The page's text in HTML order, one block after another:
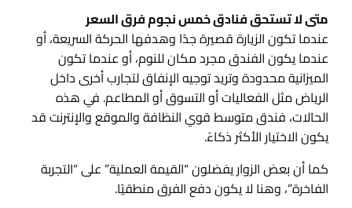
متى لا تستحق فنادق خمس نجوم فرق السعر
عندما تكون الزيارة قصيرة جدًا وهدفها الحركة السريعة، أو
عندما يكون الفندق مجرد مكان للنوم، أو عندما تكون
الميزانية محدودة وتريد توجيه الإنفاق لتجارب أخرى داخل
الرياض مثل الفعاليات أو التسوق أو المطاعم. في هذه
الحالات، فندق متوسط قوي النظافة والموقع والإنترنت قد
يكون الاختيار الأكثر ذكاءً.
كما أن بعض الزوار يفضلون “القيمة العملية” على “التجربة
الفاخرة”، وهنا لا يكون دفع الفرق منطقيًا.